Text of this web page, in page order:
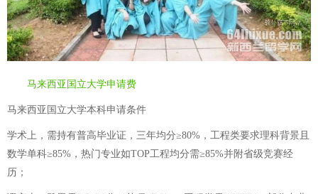
马来西亚国立大学申请费
马来西亚国立大学本科申请条件
学术上，需持有普高毕业证，三年均分≥80%，工程类要求理科背景且
数学单科≥85%，热门专业如TOP工程均分需≥85%并附省级竞赛经
历；